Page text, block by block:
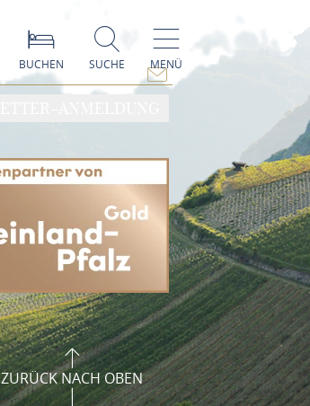
BUCHEN SUCHE MENÜ
ZURÜCK NACH OBEN